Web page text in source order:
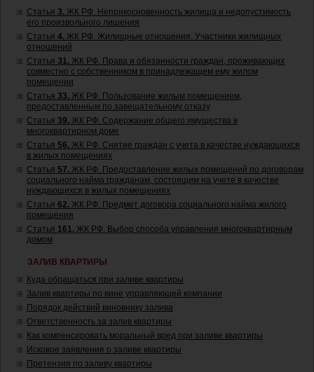
Статья 3. ЖК РФ. Неприкосновенность жилища и недопустимость
его произвольного лишения
Статья 4. ЖК РФ. Жилищные отношения. Участники жилищных
отношений
Статья 31. ЖК РФ. Права и обязанности граждан, проживающих
совместно с собственником в принадлежащем ему жилом
помещении
Статья 33. ЖК РФ. Пользование жилым помещением,
предоставленным по завещательному отказу
Статья 39. ЖК РФ. Содержание общего имущества в
многоквартирном доме
Статья 56. ЖК РФ. Снятие граждан с учета в качестве нуждающихся
в жилых помещениях
Статья 57. ЖК РФ. Предоставление жилых помещений по договорам
социального найма гражданам, состоящим на учете в качестве
нуждающихся в жилых помещениях
Статья 62. ЖК РФ. Предмет договора социального найма жилого
помещения
Статья 161. ЖК РФ. Выбор способа управления многоквартирным
домом
ЗАЛИВ КВАРТИРЫ
Куда обращаться при заливе квартиры
Залив квартиры по вине управляющей компании
Порядок действий виновнику залива
Ответственность за залив квартиры
Как компенсировать моральный вред при заливе квартиры
Исковое заявление о заливе квартиры
Претензия по заливу квартиры